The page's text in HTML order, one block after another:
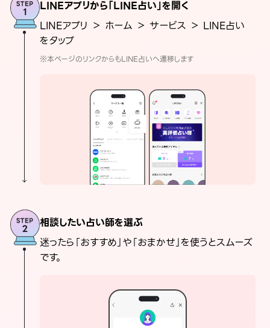
LINEアプリから「LINE占い」を開く
LINEアプリ ＞ ホーム ＞ サービス ＞ LINE占い
をタップ
※本ページのリンクからもLINE占いへ遷移します
相談したい占い師を選ぶ
迷ったら「おすすめ」や「おまかせ」を使うとスムーズ
です。